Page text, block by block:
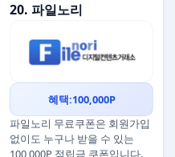
20. 파일노리
혜택:100,000P
파일노리 무료쿠폰은 회원가입
없이도 누구나 받을 수 있는
100,000P 적립금 쿠폰입니다.